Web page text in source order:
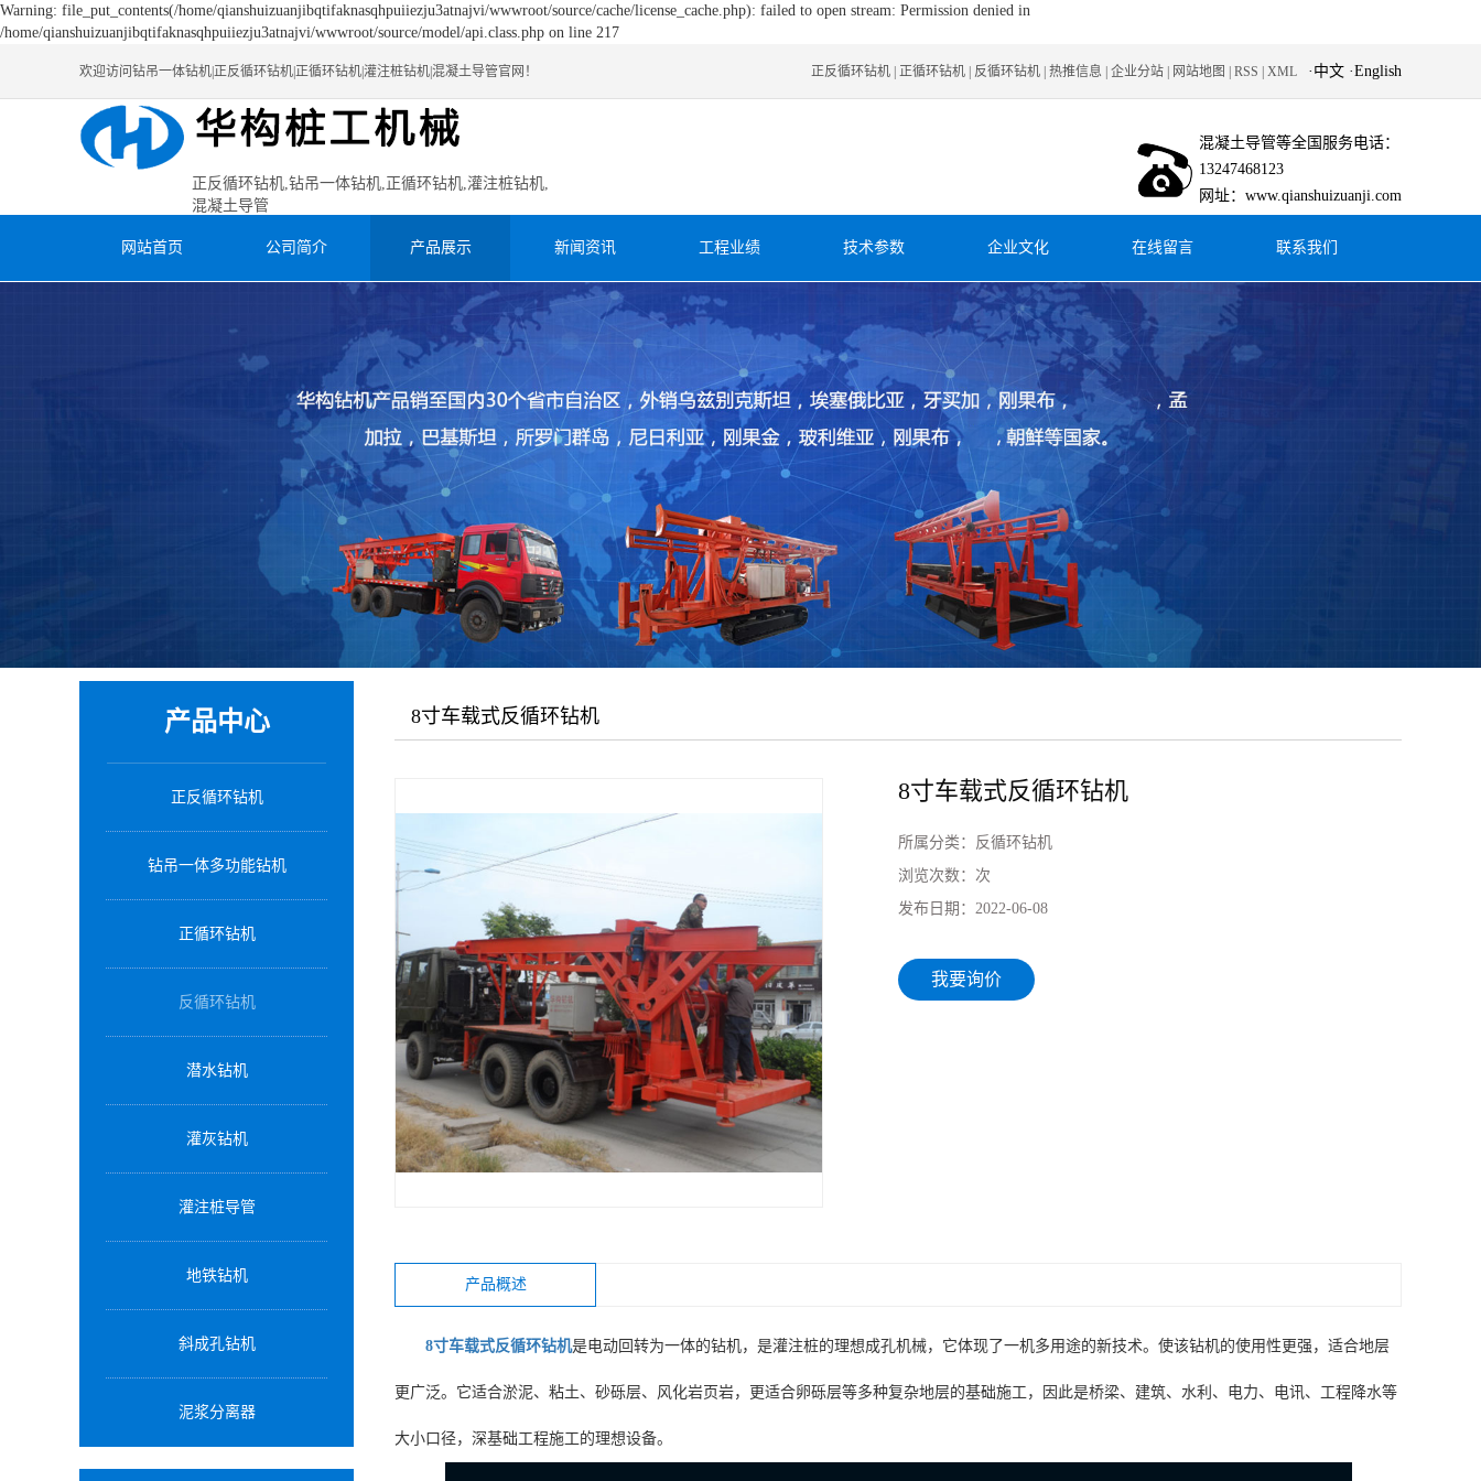
Warning: file_put_contents(/home/qianshuizuanjibqtifaknasqhpuiiezju3atnajvi/wwwroot/source/cache/license_cache.php): failed to open stream: Permission denied in
/home/qianshuizuanjibqtifaknasqhpuiiezju3atnajvi/wwwroot/source/model/api.class.php on line 217
欢迎访问钻吊一体钻机|正反循环钻机|正循环钻机|灌注桩钻机|混凝土导管官网！ · 中文 ·English
正反循环钻机 正循环钻机 反循环钻机 热推信息 企业分站 网站地图 RSS XML
正反循环钻机,钻吊一体钻机,正循环钻机,灌注桩钻机,
混凝土导管
混凝土导管等全国服务电话：
13247468123
网址：www.qianshuizuanji.com
网站首页 公司简介 产品展示 新闻资讯 工程业绩 技术参数 企业文化 在线留言 联系我们
产品中心
正反循环钻机
钻吊一体多功能钻机
正循环钻机
反循环钻机
潜水钻机
灌灰钻机
灌注桩导管
地铁钻机
斜成孔钻机
泥浆分离器
8寸车载式反循环钻机
8寸车载式反循环钻机
所属分类： 反循环钻机
浏览次数： 次
发布日期： 2022-06-08
我要询价
产品概述
8寸车载式反循环钻机是电动回转为一体的钻机，是灌注桩的理想成孔机械，它体现了一机多用途的新技术。使该钻机的使用性更强，适合地层
更广泛。它适合淤泥、粘土、砂砾层、风化岩页岩，更适合卵砾层等多种复杂地层的基础施工，因此是桥梁、建筑、水利、电力、电讯、工程降水等
大小口径，深基础工程施工的理想设备。